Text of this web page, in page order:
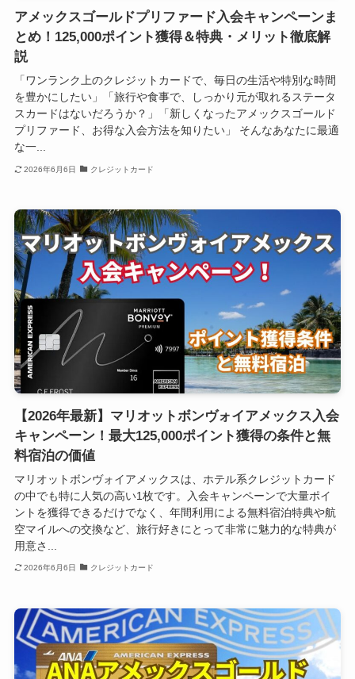
アメックスゴールドプリファード入会キャンペーンま
とめ！125,000ポイント獲得＆特典・メリット徹底解
説
「ワンランク上のクレジットカードで、毎日の生活や特別な時間
を豊かにしたい」「旅行や食事で、しっかり元が取れるステータ
スカードはないだろうか？」「新しくなったアメックスゴールド
プリファード、お得な入会方法を知りたい」 そんなあなたに最適
な一...
2026年6月6日 クレジットカード
【2026年最新】マリオットボンヴォイアメックス入会
キャンペーン！最大125,000ポイント獲得の条件と無
料宿泊の価値
マリオットボンヴォイアメックスは、ホテル系クレジットカード
の中でも特に人気の高い1枚です。入会キャンペーンで大量ポイ
ントを獲得できるだけでなく、年間利用による無料宿泊特典や航
空マイルへの交換など、旅行好きにとって非常に魅力的な特典が
用意さ...
2026年6月6日 クレジットカード